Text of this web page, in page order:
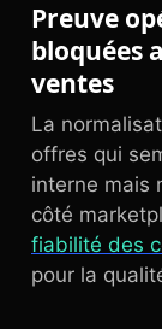
Preuve
bloquées
ventes
La
offres qui
interne mais
côté
fiabilité des
pour la